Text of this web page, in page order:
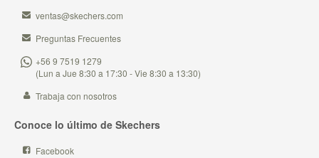
ventas@skechers.com
Preguntas Frecuentes
+56 9 7519 1279
(Lun a Jue 8:30 a 17:30 - Vie 8:30 a 13:30)
Trabaja con nosotros
Conoce lo último de Skechers
Facebook